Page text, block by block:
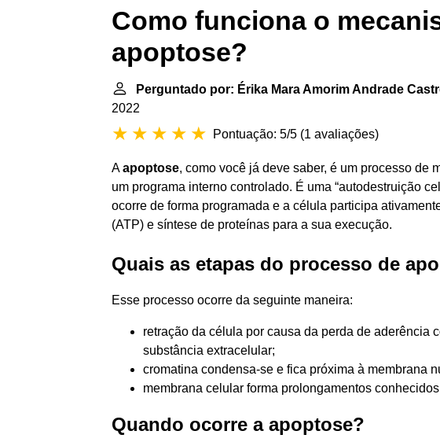
Como funciona o
apoptose?
Perguntado por: Érika Mara Amorim Andrade
2022
Pontuação: 5/5 (1 avaliações)
Aapoptose, como você já deve saber, é um processo de
um programa interno controlado. É uma “autodestruição
ocorre de forma programada e a célula participa
(ATP) e síntese de proteínas para a sua execução.
Quais as etapas do processo de
Esse processo ocorre da seguinte maneira:
retração da célula por causa da perda de aderência
substância extracelular;
cromatina condensa-se e fica próxima à membrana
membrana celular forma prolongamentos conhecidos
Quando ocorre a apoptose?